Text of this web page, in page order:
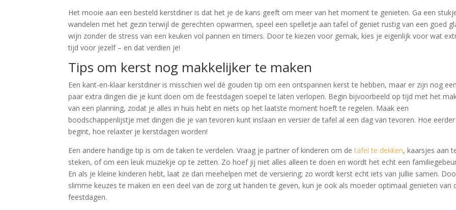
Het mooie aan een besteld kerstdiner is dat het je de kans geeft om meer van het moment te genieten. Ga een
wandelen met het gezin terwijl de gerechten opwarmen, speel een spelletje aan tafel of geniet rustig van een goed
wijn zonder de stress van een keuken vol pannen en timers. Door te kiezen voor gemak, kies je eigenlijk voor wat
tijd voor jezelf – en dat verdien je!
Tips om kerst nog makkelijker te maken
Een kant-en-klaar kerstdiner is misschien wel dé gouden tip om een ontspannen kerst te hebben, maar er zijn nog een
paar extra dingen die je kunt doen om de feestdagen soepel te laten verlopen. Begin bijvoorbeeld op tijd met het
van een planning, zodat je alles in huis hebt en niets op het laatste moment hoeft te regelen. Maak een
boodschappenlijstje met dingen die je van tevoren kunt inslaan en versier de tafel al een dag van tevoren. Hoe
begint, hoe relaxter je kerstdagen worden!
Een andere handige tip is om de taken te verdelen. Vraag je partner of kinderen om detafel te dekken, kaarsjes aan
steken, of om een leuk muziekje op te zetten. Zo hoef jij niet alles alleen te doen en wordt het echt een
En als je kleine kinderen hebt, laat ze dan meehelpen met de versiering; zo wordt kerst echt iets van jullie samen.
slimme keuzes te maken en een deel van de zorg uit handen te geven, kun je ook als moeder optimaal genieten van
feestdagen.